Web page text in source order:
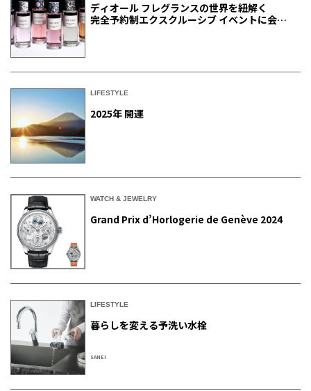
ディオール フレグランスの世界を紐解く
完全予約制エクスクルーシブ イベントに会員
LIFESTYLE
2025年 開運
WATCH & JEWELRY
Grand Prix d’Horlogerie de Genève 2024
LIFESTYLE
暮らしを変える予洗い水栓
SANEI